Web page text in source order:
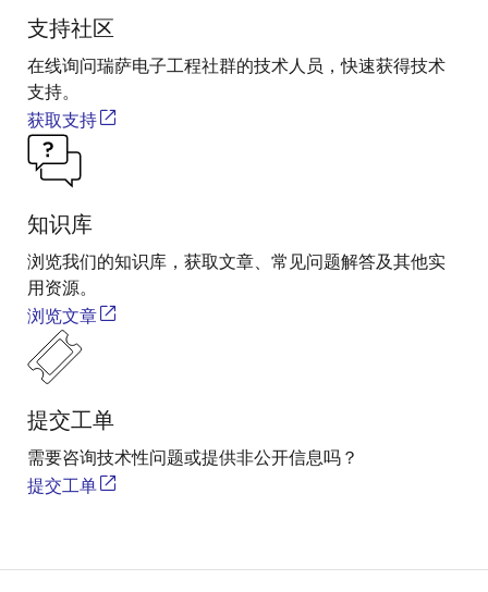
支持社区
在线询问瑞萨电子工程社群的技术人员，快速获得技术
支持。
获取支持
知识库
浏览我们的知识库，获取文章、常见问题解答及其他实
用资源。
浏览文章
提交工单
需要咨询技术性问题或提供非公开信息吗？
提交工单